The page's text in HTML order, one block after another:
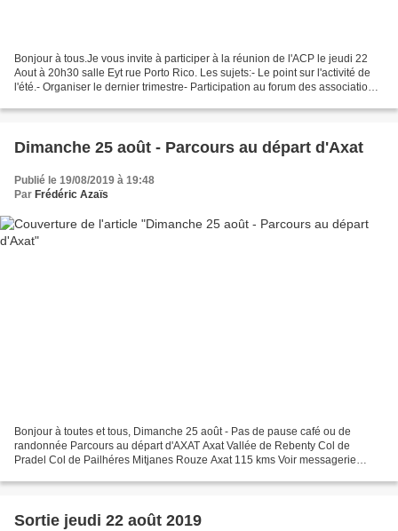
Bonjour à tous.Je vous invite à participer à la réunion de l'ACP le jeudi 22
Aout à 20h30 salle Eyt rue Porto Rico. Les sujets:- Le point sur l'activité de
l'été.- Organiser le dernier trimestre- Participation au forum des associations
Dimanche 25 août - Parcours au départ d'Axat
Publié le 19/08/2019 à 19:48
Par Frédéric Azaïs
Bonjour à toutes et tous, Dimanche 25 août - Pas de pause café ou de
randonnée Parcours au départ d'AXAT Axat Vallée de Rebenty Col de
Pradel Col de Pailhéres Mitjanes Rouze Axat 115 kms Voir messagerie
Sortie jeudi 22 août 2019